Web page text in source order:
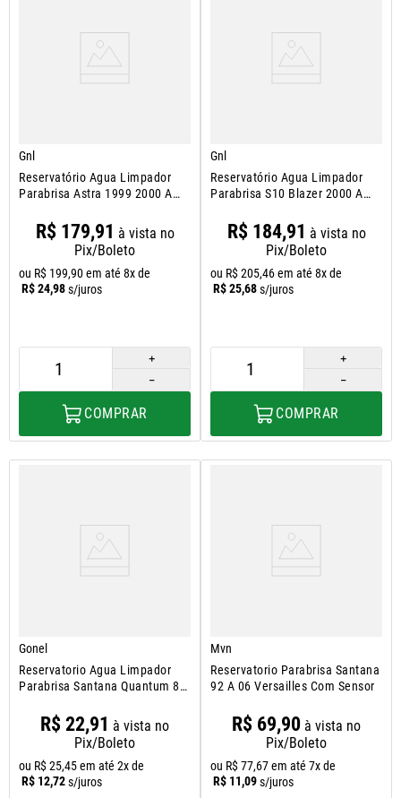
Gnl
Reservatório Agua Limpador
Parabrisa Astra 1999 2000 A
R$ 179,91 à vista no
Pix/Boleto
ou R$ 199,90em até 8x de
R$24,98s/juros
＋
－
COMPRAR
Gnl
Reservatório Agua Limpador
Parabrisa S10 Blazer 2000 A
R$ 184,91 à vista no
Pix/Boleto
ou R$205,46em até 8x de
R$25,68s/juros
＋
－
COMPRAR
Gonel
Reservatorio Agua Limpador
Parabrisa Santana Quantum 84
R$ 22,91 à vista no
Pix/Boleto
ou R$25,45em até 2x de
R$ 12,72s/juros
Mvn
Reservatorio Parabrisa Santana
92 A 06 Versailles Com Sensor
R$ 69,90 à vista no
Pix/Boleto
ou R$77,67em até 7x de
R$ 11,09s/juros